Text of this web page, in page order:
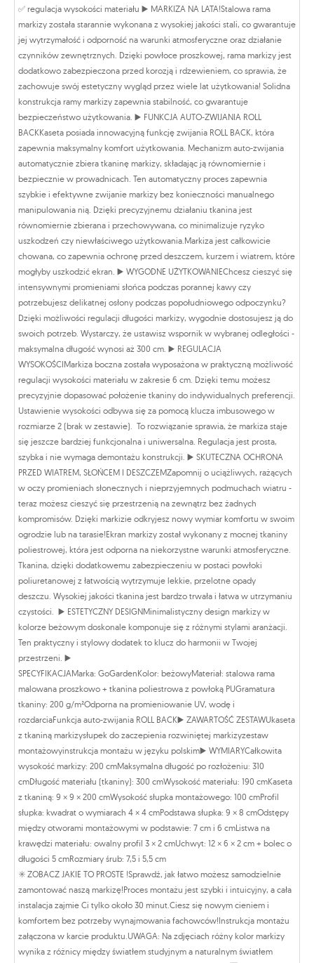
✅ regulacja wysokości materiału ▶️ MARKIZA NA LATA!Stalowa rama
markizy została starannie wykonana z wysokiej jakości stali, co gwarantuje
jej wytrzymałość i odporność na warunki atmosferyczne oraz działanie
czynników zewnętrznych. Dzięki powłoce proszkowej, rama markizy jest
dodatkowo zabezpieczona przed korozją i rdzewieniem, co sprawia, że
zachowuje swój estetyczny wygląd przez wiele lat użytkowania! Solidna
konstrukcja ramy markizy zapewnia stabilność, co gwarantuje
bezpieczeństwo użytkowania. ▶️ FUNKCJA AUTO-ZWIJANIA ROLL
BACKKaseta posiada innowacyjną funkcję zwijania ROLL BACK, która
zapewnia maksymalny komfort użytkowania. Mechanizm auto-zwijania
automatycznie zbiera tkaninę markizy, składając ją równomiernie i
bezpiecznie w prowadnicach. Ten automatyczny proces zapewnia
szybkie i efektywne zwijanie markizy bez konieczności manualnego
manipulowania nią. Dzięki precyzyjnemu działaniu tkanina jest
równomiernie zbierana i przechowywana, co minimalizuje ryzyko
uszkodzeń czy niewłaściwego użytkowania.Markiza jest całkowicie
chowana, co zapewnia ochronę przed deszczem, kurzem i wiatrem, które
mogłyby uszkodzić ekran. ▶️ WYGODNE UŻYTKOWANIEChcesz cieszyć się
intensywnymi promieniami słońca podczas porannej kawy czy
potrzebujesz delikatnej osłony podczas popołudniowego odpoczynku?
Dzięki możliwości regulacji długości markizy, wygodnie dostosujesz ją do
swoich potrzeb. Wystarczy, że ustawisz wspornik w wybranej odległości -
maksymalna długość wynosi aż 300 cm. ▶️ REGULACJA
WYSOKOŚCIMarkiza boczna została wyposażona w praktyczną możliwość
regulacji wysokości materiału w zakresie 6 cm. Dzięki temu możesz
precyzyjnie dopasować położenie tkaniny do indywidualnych preferencji.
Ustawienie wysokości odbywa się za pomocą klucza imbusowego w
rozmiarze 2 (brak w zestawie). To rozwiązanie sprawia, że markiza staje
się jeszcze bardziej funkcjonalna i uniwersalna. Regulacja jest prosta,
szybka i nie wymaga demontażu konstrukcji. ▶️ SKUTECZNA OCHRONA
PRZED WIATREM, SŁOŃCEM I DESZCZEMZapomnij o uciążliwych, rażących
w oczy promieniach słonecznych i nieprzyjemnych podmuchach wiatru -
teraz możesz cieszyć się przestrzenią na zewnątrz bez żadnych
kompromisów. Dzięki markizie odkryjesz nowy wymiar komfortu w swoim
ogrodzie lub na tarasie!Ekran markizy został wykonany z mocnej tkaniny
poliestrowej, która jest odporna na niekorzystne warunki atmosferyczne.
Tkanina, dzięki dodatkowemu zabezpieczeniu w postaci powłoki
poliuretanowej z łatwością wytrzymuje lekkie, przelotne opady
deszczu. Wysokiej jakości tkanina jest bardzo trwała i łatwa w utrzymaniu
czystości. ▶️ ESTETYCZNY DESIGNMinimalistyczny design markizy w
kolorze beżowym doskonale komponuje się z różnymi stylami aranżacji.
Ten praktyczny i stylowy dodatek to klucz do harmonii w Twojej
przestrzeni. ▶️
SPECYFIKACJAMarka: GoGardenKolor: beżowyMateriał: stalowa rama
malowana proszkowo + tkanina poliestrowa z powłoką PUGramatura
tkaniny: 200 g/m²Odporna na promieniowanie UV, wodę i
rozdarciaFunkcja auto-zwijania ROLL BACK▶️ ZAWARTOŚĆ ZESTAWUkaseta
z tkaniną markizysłupek do zaczepienia rozwiniętej markizyzestaw
montażowyinstrukcja montażu w języku polskim▶️ WYMIARYCałkowita
wysokość markizy: 200 cmMaksymalna długość po rozłożeniu: 310
cmDługość materiału (tkaniny): 300 cmWysokość materiału: 190 cmKaseta
z tkaniną: 9 × 9 × 200 cmWysokość słupka montażowego: 100 cmProfil
słupka: kwadrat o wymiarach 4 × 4 cmPodstawa słupka: 9 × 8 cmOdstępy
między otworami montażowymi w podstawie: 7 cm i 6 cmListwa na
krawędzi materiału: owalny profil 3 × 2 cmUchwyt: 12 × 6 × 2 cm + bolec o
długości 5 cmRozmiary śrub: 7,5 i 5,5 cm
✳️ ZOBACZ JAKIE TO PROSTE !Sprawdź, jak łatwo możesz samodzielnie
zamontować naszą markizę!Proces montażu jest szybki i intuicyjny, a cała
instalacja zajmie Ci tylko około 30 minut.Ciesz się nowym cieniem i
komfortem bez potrzeby wynajmowania fachowców!Instrukcja montażu
załączona w karcie produktu.UWAGA: Na zdjęciach różny kolor markizy
wynika z różnicy między światłem studyjnym a naturalnym światłem